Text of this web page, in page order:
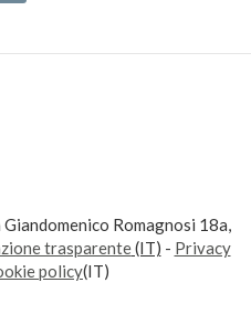
Romagnosi 18a,
trasparente(IT) - Privacy
policy(IT)